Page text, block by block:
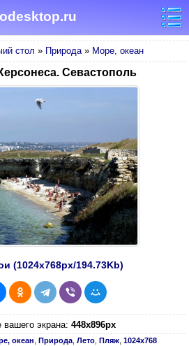
стол » Природа» Море, океан
Севастополь
(1024х768px/194.73Kb)
вашего экрана: 448x896px
океан Природа Лето Пляж 1024х768